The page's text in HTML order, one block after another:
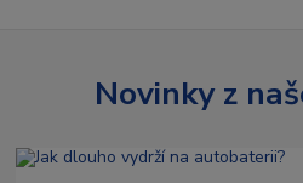
Novinky z